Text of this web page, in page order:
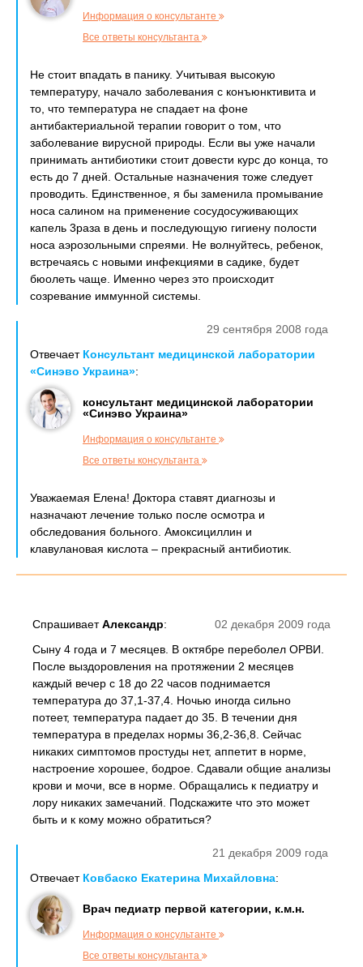
Информация о консультанте
Все ответы консультанта
Не стоит впадать в панику. Учитывая высокую
температуру, начало заболевания с конъюнктивита и
то, что температура не спадает на фоне
антибактериальной терапии говорит о том, что
заболевание вирусной природы. Если вы уже начали
принимать антибиотики стоит довести курс до конца, то
есть до 7 дней. Остальные назначения тоже следует
проводить. Единственное, я бы заменила промывание
носа салином на применение сосудосуживающих
капель 3раза в день и последующую гигиену полости
носа аэрозольными спреями. Не волнуйтесь, ребенок,
встречаясь с новыми инфекциями в садике, будет
бюолеть чаще. Именно через это происходит
созревание иммунной системы.
29 сентября 2008 года
Отвечает Консультант медицинской лаборатории
«Синэво Украина»:
консультант медицинской лаборатории
«Синэво Украина»
Информация о консультанте
Все ответы консультанта
Уважаемая Елена! Доктора ставят диагнозы и
назначают лечение только после осмотра и
обследования больного. Амоксициллин и
клавулановая кислота – прекрасный антибиотик.
02 декабря 2009 года
СпрашиваетАлександр:
Сыну 4 года и 7 месяцев. В октябре переболел ОРВИ.
После выздоровления на протяжении 2 месяцев
каждый вечер с 18 до 22 часов поднимается
температура до 37,1-37,4. Ночью иногда сильно
потеет, температура падает до 35. В течении дня
температура в пределах нормы 36,2-36,8. Сейчас
никаких симптомов простуды нет, аппетит в норме,
настроение хорошее, бодрое. Сдавали общие анализы
крови и мочи, все в норме. Обращались к педиатру и
лору никаких замечаний. Подскажите что это может
быть и к кому можно обратиться?
21 декабря 2009 года
Отвечает Ковбаско Екатерина Михайловна:
Врач педиатр первой категории, к.м.н.
Информация о консультанте
Все ответы консультанта